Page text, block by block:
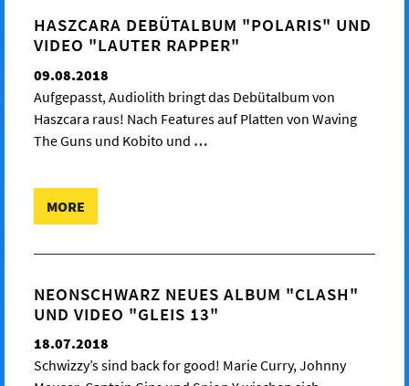
HASZCARA DEBÜTALBUM "POLARIS" UND
VIDEO "LAUTER RAPPER"
09.08.2018
Aufgepasst, Audiolith bringt das Debütalbum von
Haszcara raus! Nach Features auf Platten von Waving
The Guns und Kobito und …
MORE
NEONSCHWARZ NEUES ALBUM "CLASH"
UND VIDEO "GLEIS 13"
18.07.2018
Schwizzy’s sind back for good! Marie Curry, Johnny